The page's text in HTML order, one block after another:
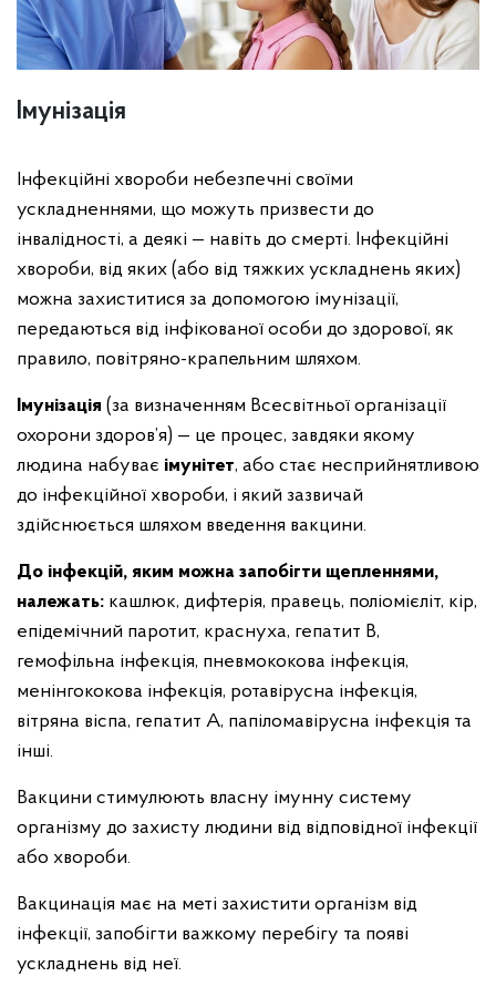
Імунізація
Інфекційні хвороби небезпечні своїми
ускладненнями, що можуть призвести до
інвалідності, а деякі — навіть до смерті. Інфекційні
хвороби, від яких (або від тяжких ускладнень яких)
можна захиститися за допомогою імунізації,
передаються від інфікованої особи до здорової, як
правило, повітряно-крапельним шляхом.
Імунізація (за визначенням Всесвітньої організації
охорони здоров’я) — це процес, завдяки якому
людина набуває імунітет, або стає несприйнятливою
до інфекційної хвороби, і який зазвичай
здійснюється шляхом введення вакцини.
До інфекцій, яким можна запобігти щепленнями,
належать: кашлюк, дифтерія, правець, поліомієліт, кір,
епідемічний паротит, краснуха, гепатит B,
гемофільна інфекція, пневмококова інфекція,
менінгококова інфекція, ротавірусна інфекція,
вітряна віспа, гепатит A, папіломавірусна інфекція та
інші.
Вакцини стимулюють власну імунну систему
організму до захисту людини від відповідної інфекції
або хвороби.
Вакцинація має на меті захистити організм від
інфекції, запобігти важкому перебігу та появі
ускладнень від неї.